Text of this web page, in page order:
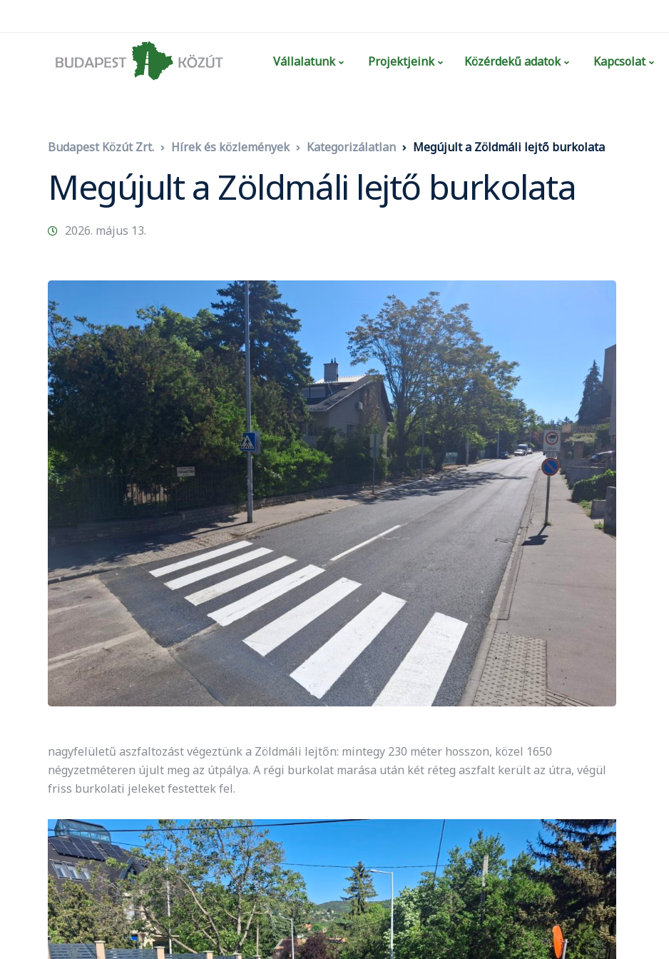
Vállalatunk Projektjeink Közérdekű adatok Kapcsolat
Budapest Közút Zrt. Hírek és közlemények Kategorizálatlan Megújult a Zöldmáli lejtő burkolata
Megújult a Zöldmáli lejtő burkolata
2026. május 13.
nagyfelületű aszfaltozást végeztünk a Zöldmáli lejtőn: mintegy 230 méter hosszon, közel 1650
négyzetméteren újult meg az útpálya. A régi burkolat marása után két réteg aszfalt került az útra, végül
friss burkolati jeleket festettek fel.